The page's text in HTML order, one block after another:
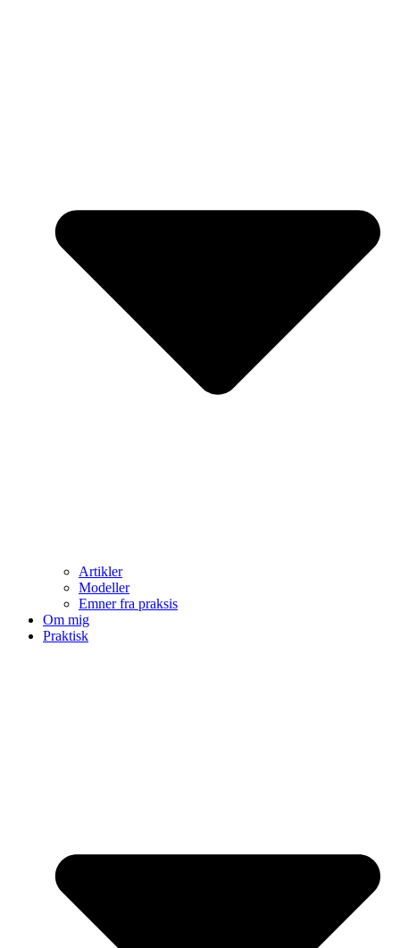
Artikler
Modeller
Emner fra praksis
Om mig
Praktisk